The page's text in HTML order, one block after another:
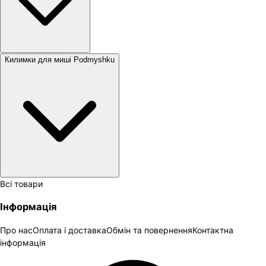
Килимки для миші Podmyshku
Всі товари
Інформація
Про насОплата і доставкаОбмін та поверненняКонтактна
інформація